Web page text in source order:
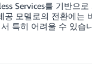
Services를 기반으로
공 모델로의 전환에는
특히 어려울 수 있습